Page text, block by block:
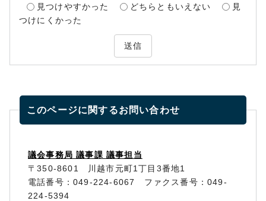
見つけやすかった
どちらともいえない
見
つけにくかった
送信
このページに関するお問い合わせ
議会事務局 議事課 議事担当
〒350-8601 川越市元町1丁目3番地1
電話番号：049-224-6067 ファクス番号：049-
224-5394